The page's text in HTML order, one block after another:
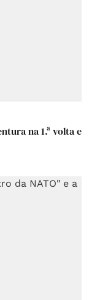
na 1.ª volta e